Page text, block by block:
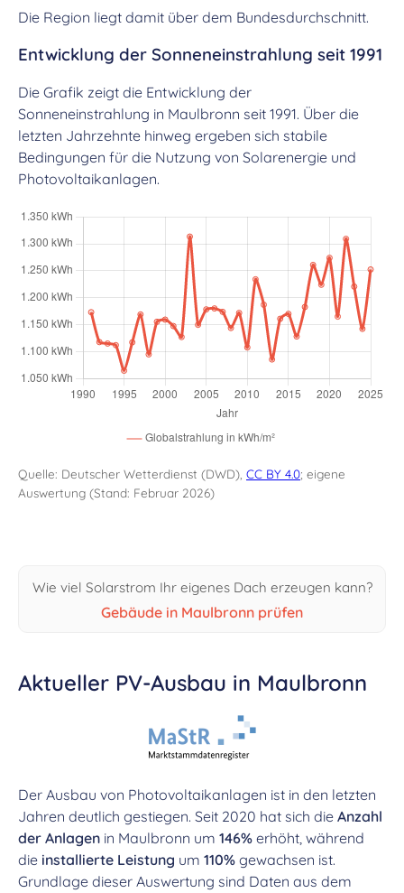
Die Region liegt damit über dem Bundesdurchschnitt.
Entwicklung der Sonneneinstrahlung seit 1991
Die Grafik zeigt die Entwicklung der
Sonneneinstrahlung in Maulbronn seit 1991. Über die
letzten Jahrzehnte hinweg ergeben sich stabile
Bedingungen für die Nutzung von Solarenergie und
Photovoltaikanlagen.
Quelle: Deutscher Wetterdienst (DWD), CC BY 4.0; eigene
Auswertung (Stand: Februar 2026)
Wie viel Solarstrom Ihr eigenes Dach erzeugen kann?
Gebäude in Maulbronn prüfen
Aktueller PV-Ausbau in Maulbronn
Der Ausbau von Photovoltaikanlagen ist in den letzten
Jahren deutlich gestiegen. Seit 2020 hat sich die Anzahl
der Anlagen in Maulbronn um 146% erhöht, während
die installierte Leistung um 110% gewachsen ist.
Grundlage dieser Auswertung sind Daten aus dem